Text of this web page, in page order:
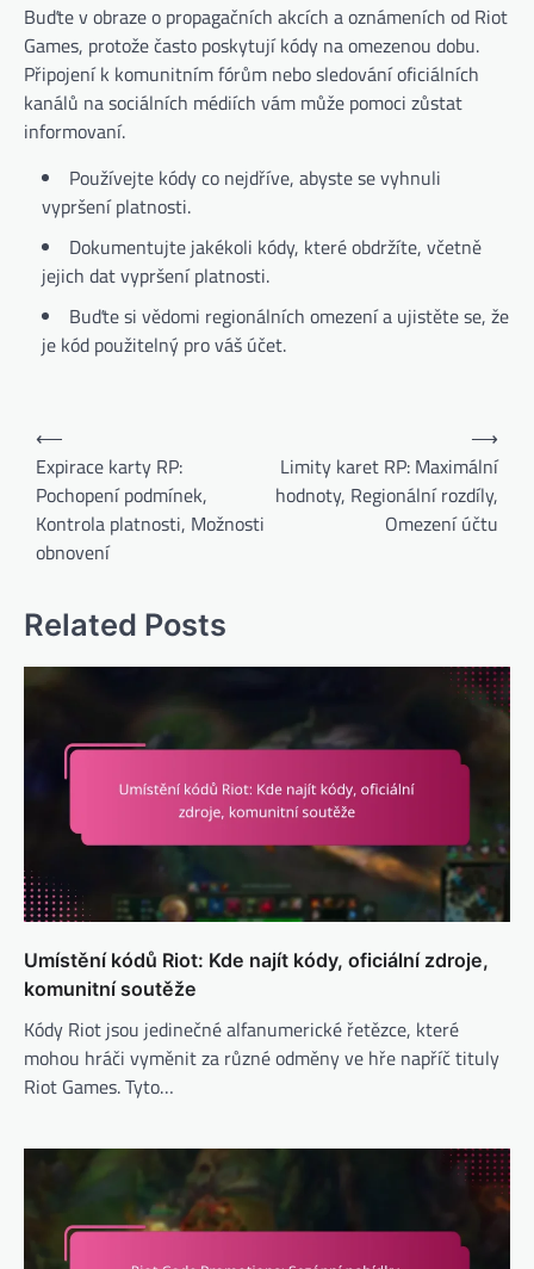
Buďte v obraze o propagačních akcích a oznámeních od Riot
Games, protože často poskytují kódy na omezenou dobu.
Připojení k komunitním fórům nebo sledování oficiálních
kanálů na sociálních médiích vám může pomoci zůstat
informovaní.
Používejte kódy co nejdříve, abyste se vyhnuli
vypršení platnosti.
Dokumentujte jakékoli kódy, které obdržíte, včetně
jejich dat vypršení platnosti.
Buďte si vědomi regionálních omezení a ujistěte se, že
je kód použitelný pro váš účet.
Post
navigation
⟵
Expirace karty RP:
Pochopení podmínek,
Kontrola platnosti, Možnosti
obnovení
Limity karet RP: Maximální
hodnoty, Regionální rozdíly,
Omezení účtu
⟶
Related Posts
Umístění kódů Riot: Kde najít kódy, oficiální zdroje,
komunitní soutěže
Kódy Riot jsou jedinečné alfanumerické řetězce, které
mohou hráči vyměnit za různé odměny ve hře napříč tituly
Riot Games. Tyto…